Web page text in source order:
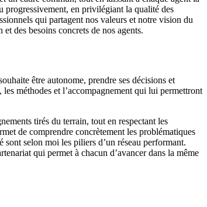
progressivement, en privilégiant la qualité des
qui partagent nos valeurs et notre vision du
des besoins concrets de nos agents.
être autonome, prendre ses décisions et
méthodes et l’accompagnement qui lui permettront
tirés du terrain, tout en respectant les
de comprendre concrètement les problématiques
sont selon moi les piliers d’un réseau performant.
qui permet à chacun d’avancer dans la même